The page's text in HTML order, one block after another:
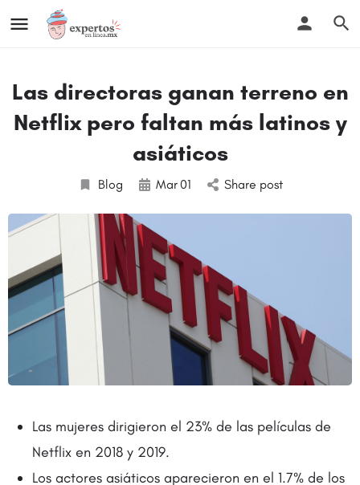
Las directoras ganan terreno en
Netflix pero faltan más latinos y
asiáticos
Blog Mar01 Share post
Las mujeres dirigieron el 23% de las películas de
Netflix en 2018 y 2019.
Los actores asiáticos aparecieron en el 1.7% de los